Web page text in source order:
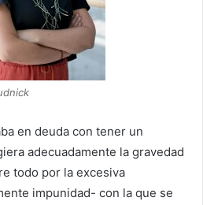
en deuda con tener un
adecuadamente la gravedad
todo por la excesiva
impunidad- con la que se